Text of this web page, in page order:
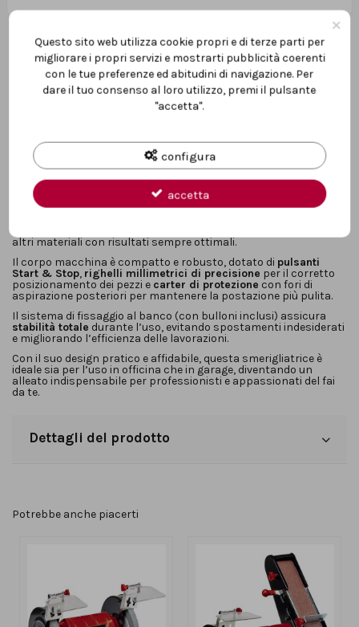
smerigliatrice da banco Ferviè un utensile professionale
progettato per offrirepotenza, precisione e sicurezzanelle
operazioni di smerigliatura.
Grazie almotore monofase da 0,35 kWe alle duemole a secco
altri materiali con risultati sempre ottimali.
Il corpo macchina è compatto e robusto, dotato di pulsanti
Start & Stop, righelli millimetrici di precisione per il corretto
posizionamento dei pezzi e carter di protezione con fori di
aspirazione posteriori per mantenere la postazione più pulita.
Il sistema di fissaggio al banco (con bulloni inclusi) assicura
stabilità totale durante l’uso, evitando spostamenti indesiderati
e migliorando l’efficienza delle lavorazioni.
Con il suo design pratico e affidabile, questa smerigliatrice è
ideale sia per l’uso in officina che in garage, diventando un
alleato indispensabile per professionisti e appassionati del fai
da te.
Dettagli del prodotto
Potrebbe anche piacerti
×
Questo sito web utilizza cookie propri e di terze parti per
migliorare i propri servizi e mostrarti pubblicità coerenti
con le tue preferenze ed abitudini di navigazione. Per
dare il tuo consenso al loro utilizzo, premi il pulsante
"accetta".
configura
accetta